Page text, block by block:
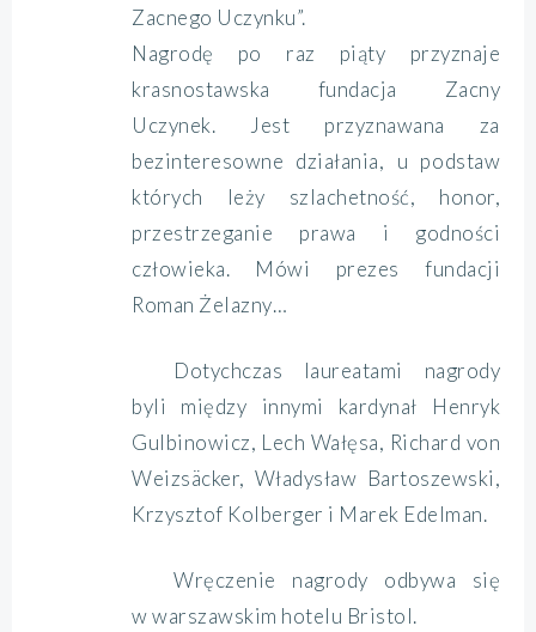
Zacnego Uczynku”.
Nagrodę po raz piąty przyznaje
krasnostawska fundacja Zacny
Uczynek. Jest przyznawana za
bezinteresowne działania, u podstaw
których leży szlachetność, honor,
przestrzeganie prawa i godności
człowieka. Mówi prezes fundacji
Roman Żelazny…
Dotychczas laureatami nagrody
byli między innymi kardynał Henryk
Gulbinowicz, Lech Wałęsa, Richard von
Weizsäcker, Władysław Bartoszewski,
Krzysztof Kolberger i Marek Edelman.
Wręczenie nagrody odbywa się
w warszawskim hotelu Bristol.